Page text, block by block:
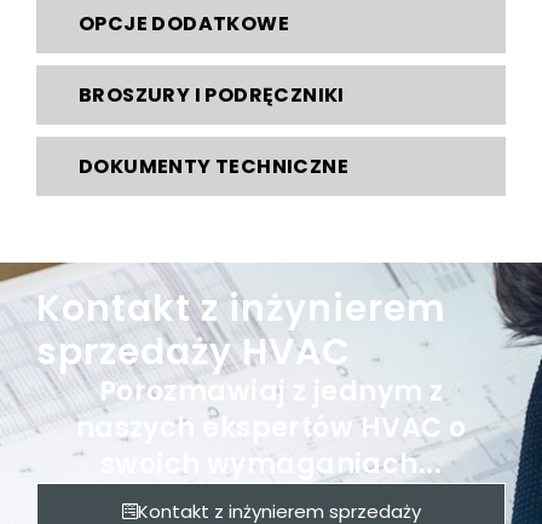
OPCJE DODATKOWE
BROSZURY I PODRĘCZNIKI
DOKUMENTY TECHNICZNE
Kontakt z inżynierem
sprzedaży HVAC
Porozmawiaj z jednym z
naszych ekspertów HVAC o
swoich wymaganiach...
Kontakt z inżynierem sprzedaży